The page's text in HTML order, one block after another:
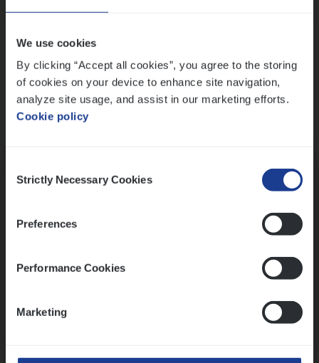
We use cookies
By clicking “Accept all cookies”, you agree to the storing
of cookies on your device to enhance site navigation,
analyze site usage, and assist in our marketing efforts.
Cookie policy
Selection
Strictly Necessary Cookies
Preferences
Performance Cookies
Marketing